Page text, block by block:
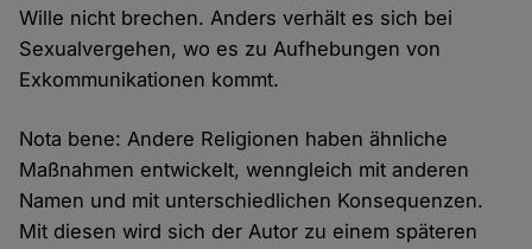
Wille nicht brechen. Anders verhält es sich bei
Sexualvergehen, wo es zu Aufhebungen von
Exkommunikationen kommt.
Nota bene: Andere Religionen haben ähnliche
Maßnahmen entwickelt, wenngleich mit anderen
Namen und mit unterschiedlichen Konsequenzen.
Mit diesen wird sich der Autor zu einem späteren